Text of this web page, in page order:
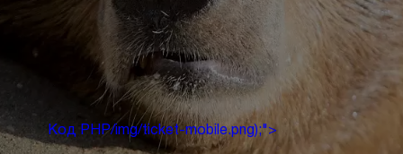
Код PHP/img/ticket-mobile.png);">